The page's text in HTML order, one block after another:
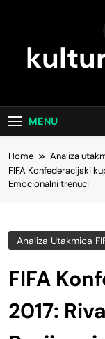
MENU
Home
Analiza
FIFA Konfederacijski
Emocionalni trenuci
Analiza Utakmica
FIFA
2017: